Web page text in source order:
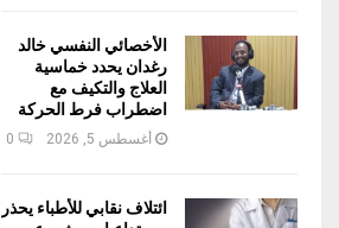
الأخصائي النفسي خالد
رغدان يحدد خماسية
العلاج والتكيف مع
اضطراب فرط الحركة
أغسطس 5, 2026 0
ائتلاف نقابي للأطباء يحذر